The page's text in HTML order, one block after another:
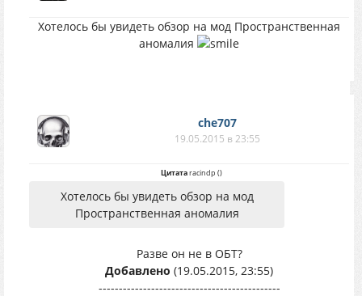
Хотелось бы увидеть обзор на мод Пространственная
аномалия
che707
19.05.2015 в 23:55
Цитатаracindp ()
Хотелось бы увидеть обзор на мод
Пространственная аномалия
Разве он не в ОБТ?
Добавлено (19.05.2015, 23:55)
---------------------------------------------